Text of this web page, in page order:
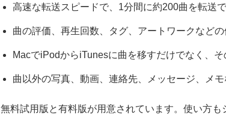
高速な転送スピードで、1分間に約200曲を転送
曲の評価、再生回数、タグ、アートワークなど
MacでiPodからiTunesに曲を移すだけでなく、
曲以外の写真、動画、連絡先、メッセージ、メ
無料試用版と有料版が用意されています。使い方